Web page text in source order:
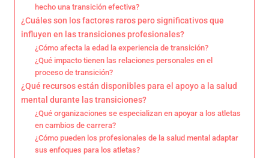
hecho una transición efectiva?
¿Cuáles son los factores raros pero significativos que
influyen en las transiciones profesionales?
¿Cómo afecta la edad la experiencia de transición?
¿Qué impacto tienen las relaciones personales en el
proceso de transición?
¿Qué recursos están disponibles para el apoyo a la salud
mental durante las transiciones?
¿Qué organizaciones se especializan en apoyar a los atletas
en cambios de carrera?
¿Cómo pueden los profesionales de la salud mental adaptar
sus enfoques para los atletas?